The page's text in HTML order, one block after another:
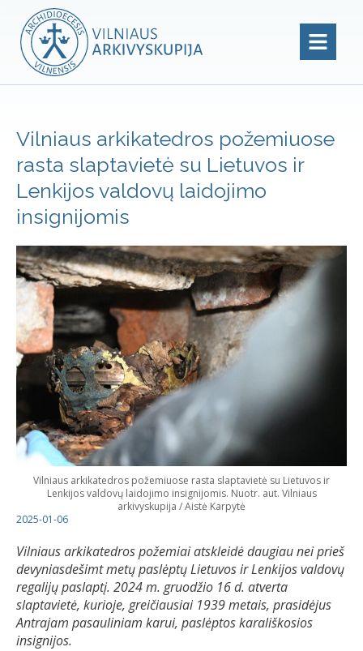
Vilniaus arkikatedros požemiuose
rasta slaptavietė su Lietuvos ir
Lenkijos valdovų laidojimo
insignijomis
Vilniaus arkikatedros požemiuose rasta slaptavietė su Lietuvos ir
Lenkijos valdovų laidojimo insignijomis. Nuotr. aut. Vilniaus
arkivyskupija / Aistė Karpytė
2025-01-06
Vilniaus arkikatedros požemiai atskleidė daugiau nei prieš
devyniasdešimt metų paslėptų Lietuvos ir Lenkijos valdovų
regalijų paslaptį. 2024 m. gruodžio 16 d. atverta
slaptavietė, kurioje, greičiausiai 1939 metais, prasidėjus
Antrajam pasauliniam karui, paslėptos karališkosios
insignijos.